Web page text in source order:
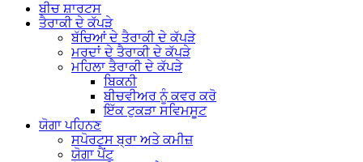
ਬੀਚ ਸ਼ਾਰਟਸ
ਤੈਰਾਕੀ ਦੇ ਕੱਪੜੇ
ਬੱਚਿਆਂ ਦੇ ਤੈਰਾਕੀ ਦੇ ਕੱਪੜੇ
ਮਰਦਾਂ ਦੇ ਤੈਰਾਕੀ ਦੇ ਕੱਪੜੇ
ਮਹਿਲਾ ਤੈਰਾਕੀ ਦੇ ਕੱਪੜੇ
ਬਿਕਨੀ
ਬੀਚਵੀਅਰ ਨੂੰ ਕਵਰ ਕਰੋ
ਇੱਕ ਟੁਕੜਾ ਸਵਿਮਸੂਟ
ਯੋਗਾ ਪਹਿਨਣ
ਸਪੋਰਟਸ ਬ੍ਰਾ ਅਤੇ ਕਮੀਜ਼
ਯੋਗਾ ਪੈਂਟ